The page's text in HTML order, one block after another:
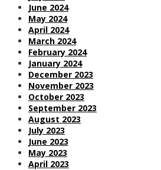
June 2024
May 2024
April 2024
March 2024
February 2024
January 2024
December 2023
November 2023
October 2023
September 2023
August 2023
July 2023
June 2023
May 2023
April 2023